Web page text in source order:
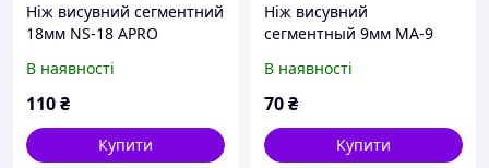
Ніж висувний сегментний
18мм NS-18 APRO
В наявності
110₴
Купити
Ніж висувний
сегментный 9мм МА-9
В наявності
70₴
Купити